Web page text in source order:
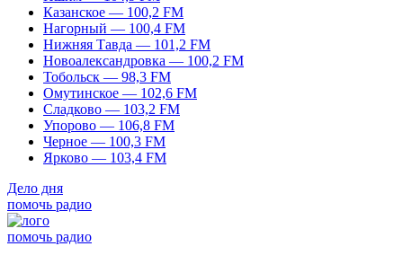
Казанское — 100,2 FM
Нагорный — 100,4 FM
Нижняя Тавда — 101,2 FM
Новоалександровка — 100,2 FM
Тобольск — 98,3 FM
Омутинское — 102,6 FM
Сладково — 103,2 FM
Упорово — 106,8 FM
Черное — 100,3 FM
Ярково — 103,4 FM
Дело дня
помочь радио
помочь радио